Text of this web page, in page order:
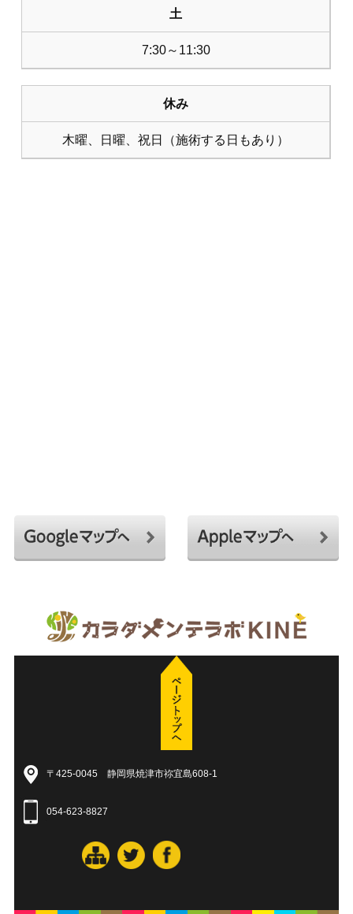
土
7:30～11:30
休み
木曜、日曜、祝日（施術する日もあり）
〒425-0045 静岡県焼津市祢宜島608-1
054-623-8827